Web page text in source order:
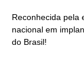
Reconhecida pela
nacional em
do Brasil!